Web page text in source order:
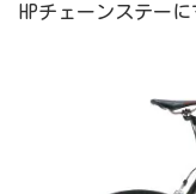
HPチェーンステー